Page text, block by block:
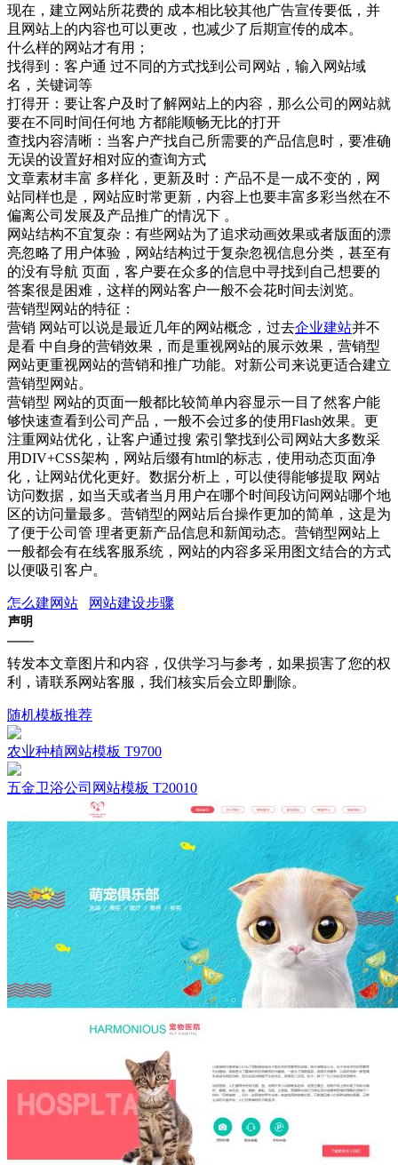
现在，建立网站所花费的 成本相比较其他广告宣传要低，并
且网站上的内容也可以更改，也减少了后期宣传的成本。
什么样的网站才有用；
找得到：客户通 过不同的方式找到公司网站，输入网站域
名，关键词等
打得开：要让客户及时了解网站上的内容，那么公司的网站就
要在不同时间任何地 方都能顺畅无比的打开
查找内容清晰：当客户产找自己所需要的产品信息时，要准确
无误的设置好相对应的查询方式
文章素材丰富 多样化，更新及时：产品不是一成不变的，网
站同样也是，网站应时常更新，内容上也要丰富多彩当然在不
偏离公司发展及产品推广的情况下 。
网站结构不宜复杂：有些网站为了追求动画效果或者版面的漂
亮忽略了用户体验，网站结构过于复杂忽视信息分类，甚至有
的没有导航 页面，客户要在众多的信息中寻找到自己想要的
答案很是困难，这样的网站客户一般不会花时间去浏览。
营销型网站的特征：
营销 网站可以说是最近几年的网站概念，过去企业建站并不
是看 中自身的营销效果，而是重视网站的展示效果，营销型
网站更重视网站的营销和推广功能。对新公司来说更适合建立
营销型网站。
营销型 网站的页面一般都比较简单内容显示一目了然客户能
够快速查看到公司产品，一般不会过多的使用Flash效果。更
注重网站优化，让客户通过搜 索引擎找到公司网站大多数采
用DIV+CSS架构，网站后缀有html的标志，使用动态页面净
化，让网站优化更好。数据分析上，可以使得能够提取 网站
访问数据，如当天或者当月用户在哪个时间段访问网站哪个地
区的访问量最多。营销型的网站后台操作更加的简单，这是为
了便于公司管 理者更新产品信息和新闻动态。营销型网站上
一般都会有在线客服系统，网站的内容多采用图文结合的方式
以便吸引客户。
怎么建网站 网站建设步骤
声明
转发本文章图片和内容，仅供学习与参考，如果损害了您的权
利，请联系网站客服，我们核实后会立即删除。
随机模板推荐
农业种植网站模板 T9700
五金卫浴公司网站模板 T20010